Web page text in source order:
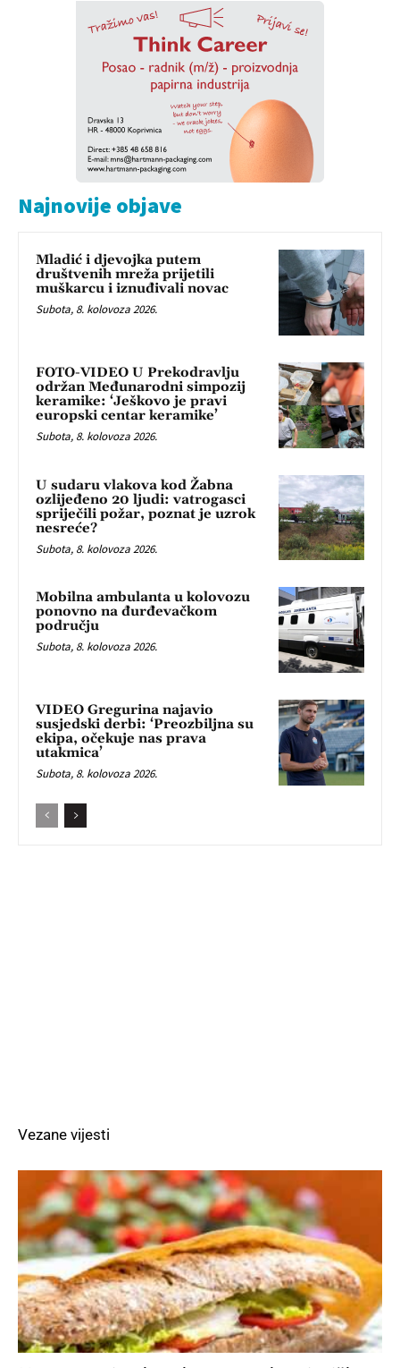
Najnovije objave
Mladić i djevojka putem
društvenih mreža prijetili
muškarcu i iznuđivali novac
Subota, 8. kolovoza 2026.
FOTO-VIDEO U Prekodravlju
održan Međunarodni simpozij
keramike: ‘Ješkovo je pravi
europski centar keramike’
Subota, 8. kolovoza 2026.
U sudaru vlakova kod Žabna
ozlijeđeno 20 ljudi: vatrogasci
spriječili požar, poznat je uzrok
nesreće?
Subota, 8. kolovoza 2026.
Mobilna ambulanta u kolovozu
ponovno na đurđevačkom
području
Subota, 8. kolovoza 2026.
VIDEO Gregurina najavio
susjedski derbi: ‘Preozbiljna su
ekipa, očekuje nas prava
utakmica’
Subota, 8. kolovoza 2026.
Vezane vijesti